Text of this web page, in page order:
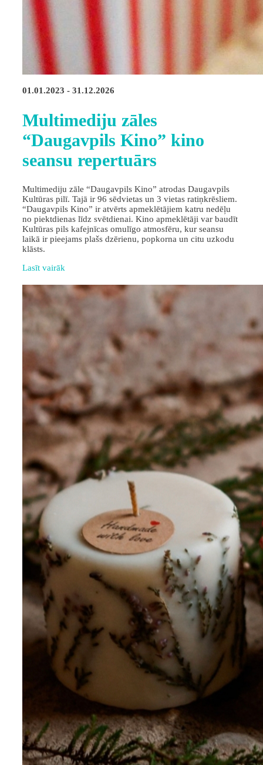
01.01.2023 - 31.12.2026
Multimediju zāles
“Daugavpils Kino” kino
seansu repertuārs
Multimediju zāle “Daugavpils Kino” atrodas Daugavpils
Kultūras pilī. Tajā ir 96 sēdvietas un 3 vietas ratiņkrēsliem.
“Daugavpils Kino” ir atvērts apmeklētājiem katru nedēļu
no piektdienas līdz svētdienai. Kino apmeklētāji var baudīt
Kultūras pils kafejnīcas omulīgo atmosfēru, kur seansu
laikā ir pieejams plašs dzērienu, popkorna un citu uzkodu
klāsts.
Lasīt vairāk